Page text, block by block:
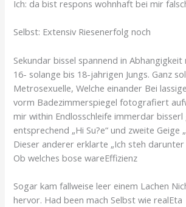
Ich: da bist respons wohnhaft bei mir
Selbst: Extensiv Riesenerfolg noch
Sekundar bissel spannend in Abhangigkeit
16- solange bis 18-jahrigen Jungs. Ganz
Metrosexuelle, Welche einander Bei
vorm Badezimmerspiegel fotografiert
mir within Endlosschleife immerdar
entsprechend „Hi Su?e“ und zweite Geige
Dieser anderer erklarte „Ich steh darunter
Ob welches bose wareEffizienz
Sogar kam fallweise leer einem Lachen
hervor. Had been mach Selbst wie realEta